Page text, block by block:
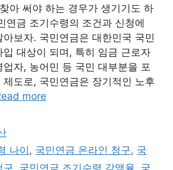
아 써야 하는 경우가 생기기도 하
연금 조기수령의 조건과 신청에
보자. 국민연금은 대한민국 국민
입 대상이 되며, 특히 임금 근로자
자, 농어민 등 국민 대부분을 포
제도로, 국민연금은 장기적인 노후
more
나이, 국민연금 온라인 청구, 국
구 국민연금 조기수령 감액율 국